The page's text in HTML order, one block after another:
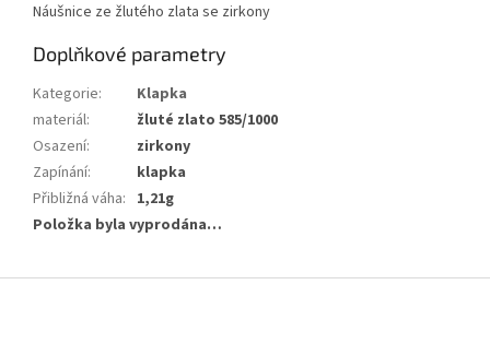
Náušnice ze žlutého zlata se zirkony
Doplňkové parametry
Kategorie:
Klapka
materiál:
žluté zlato 585/1000
Osazení:
zirkony
Zapínání:
klapka
Přibližná váha: 1,21g
Položka byla vyprodána…